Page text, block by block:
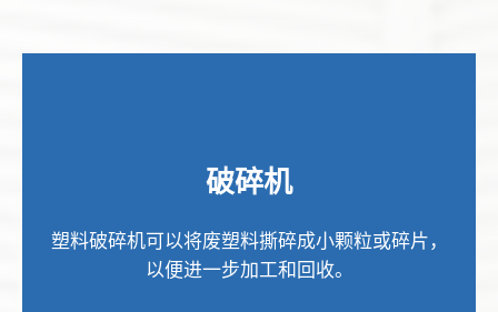
破碎机
塑料破碎机可以将废塑料撕碎成小颗粒或碎片，
以便进一步加工和回收。